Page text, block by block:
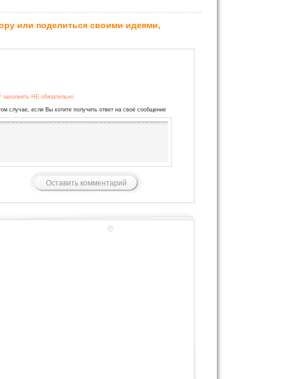
или поделиться своими идеями,
заполнять НЕ обязательно
случае, если Вы хотите получить ответ на своё сообщение